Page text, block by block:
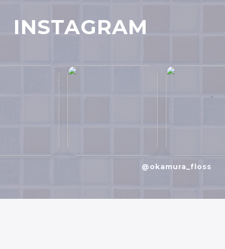
INSTAGRAM
@okamura_floss